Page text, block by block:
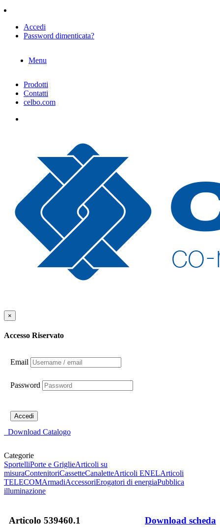
Accedi
Password dimenticata?
Menu
Prodotti
Contatti
celbo.com
×
Accesso Riservato
Email
Password
Accedi
Download Catalogo
Categorie
SportelliPorte e GriglieArticoli su
misuraContenitoriCassetteCanaletteArticoli ENELArticoli
TELECOMArmadiAccessoriErogatori di energiaPubblica
illuminazione
Articolo 539460.1 Download scheda